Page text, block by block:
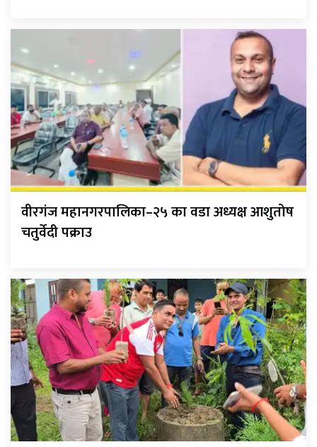
वीरगंज महानगरपालिका–२५ का वडा अध्यक्ष आशुतोष
चतुर्वेदी पक्राउ